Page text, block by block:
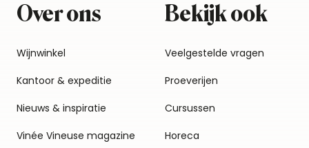
Over ons
Wijnwinkel
Kantoor & expeditie
Nieuws & inspiratie
Vinée Vineuse magazine
Bekijk ook
Veelgestelde vragen
Proeverijen
Cursussen
Horeca